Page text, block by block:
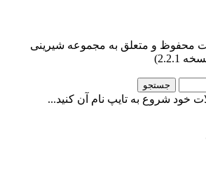
محفوظ و متعلق به مجموعه شیرینی
جستجو
خود شروع به تایپ نام آن کنید...